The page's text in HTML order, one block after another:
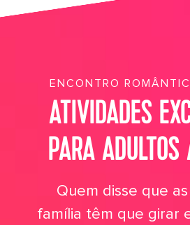
ENCONTRO
ATIVIDADES
PARA
Quem disse que
família têm que girar